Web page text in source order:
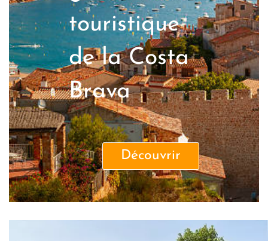
touristique
de la Costa
Brava
Découvrir